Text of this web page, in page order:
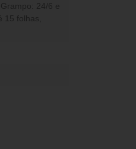
24/6 e
folhas,